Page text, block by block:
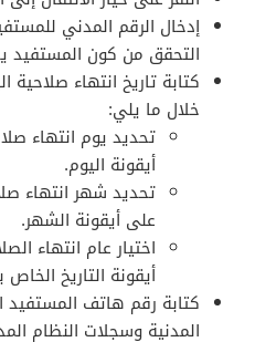
إدخال الرقم المدني
التحقق من كون المستفيد
كتابة تاريخ انتهاء
خلال ما يلي:
تحديد يوم انتهاء
أيقونة اليوم.
تحديد شهر انتهاء
على أيقونة الشهر.
اختيار عام انتهاء
أيقونة التاريخ الخاص
كتابة رقم هاتف المستفيد
المدنية وسجلات النظام